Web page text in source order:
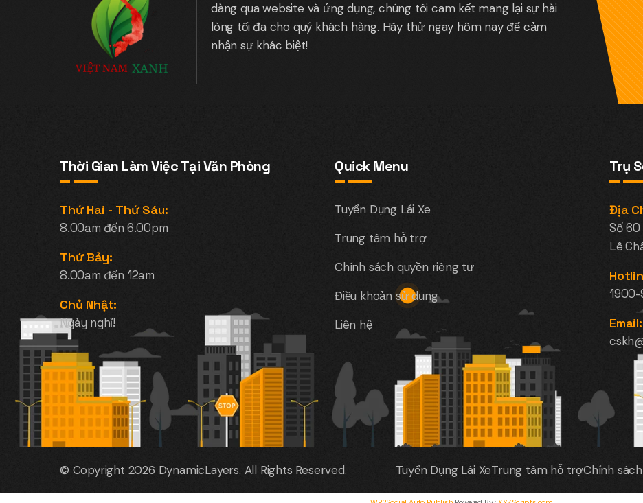
dàng qua website và ứng dụng, chúng tôi cam kết mang lại sự hài
lòng tối đa cho quý khách hàng. Hãy thử ngay hôm nay để cảm
nhận sự khác biệt!
Thời Gian Làm Việc Tại Văn Phòng
Thứ Hai - Thứ Sáu:
8.00am đến 6.00pm
Thứ Bảy:
8.00am đến 12am
Chủ Nhật:
Ngày nghỉ!
Quick Menu
Tuyển Dụng Lái Xe
Trung tâm hỗ trợ
Chính sách quyền riêng tư
Điều khoản sử dụng
Liên hệ
Trụ
Địa
Số
Lê
Email:
© Copyright 2026 DynamicLayers. All Rights Reserved. Tuyển Dụng Lái XeTrung tâm hỗ trợChính